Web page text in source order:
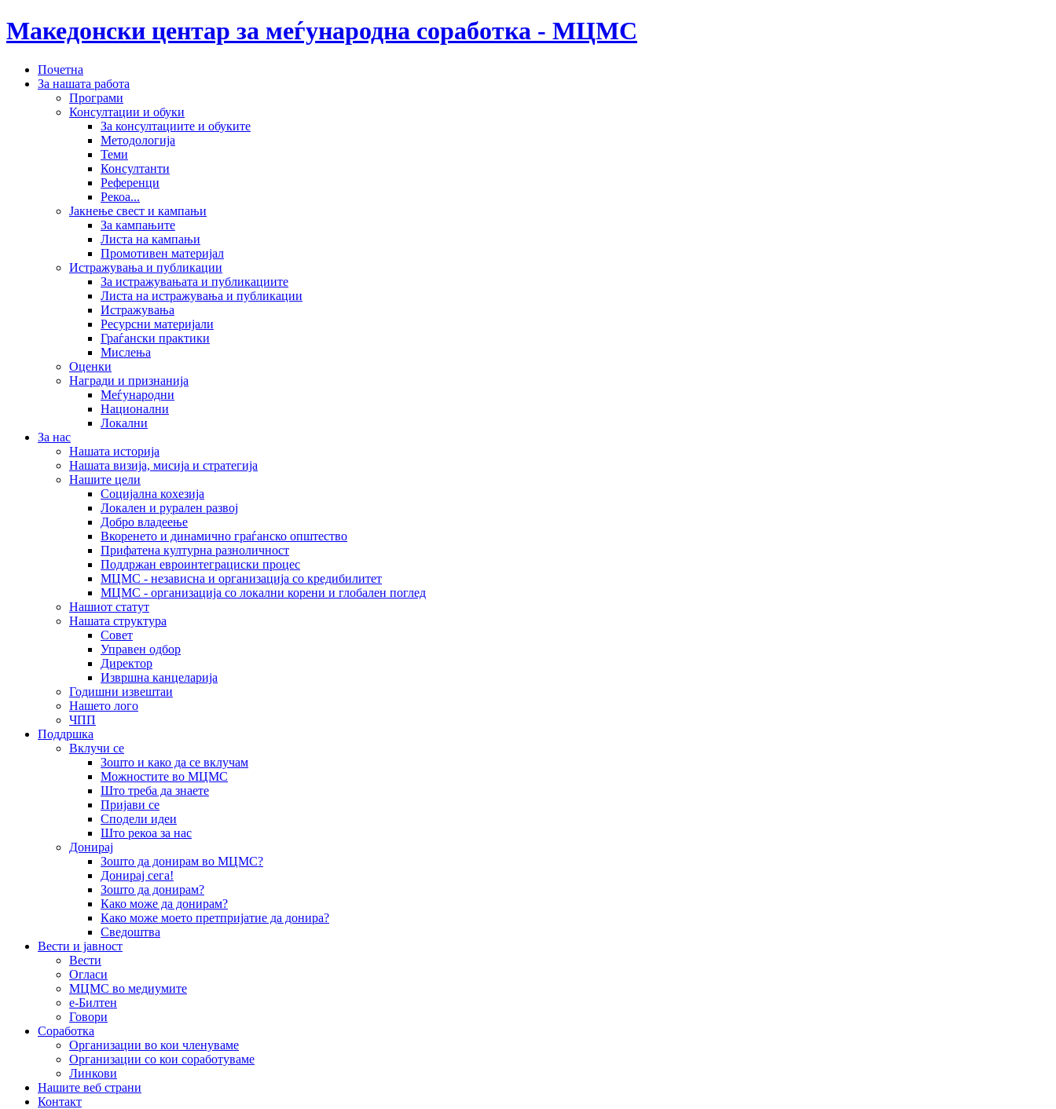
Македонски центар за меѓународна соработка - МЦМС
Почетна
За нашата работа
Програми
Консултации и обуки
За консултациите и обуките
Методологија
Теми
Консултанти
Референци
Рекоа...
Јакнење свест и кампањи
За кампањите
Листа на кампањи
Промотивен материјал
Истражувања и публикации
За истражувањата и публикациите
Листа на истражувања и публикации
Истражувања
Ресурсни материјали
Граѓански практики
Мислења
Оценки
Награди и признанија
Меѓународни
Национални
Локални
За нас
Нашата историја
Нашата визија, мисија и стратегија
Нашите цели
Социјална кохезија
Локален и рурален развој
Добро владеење
Вкоренето и динамично граѓанско општество
Прифатена културна разноличност
Поддржан евроинтеграциски процес
МЦМС - независна и организација со кредибилитет
МЦМС - организација со локални корени и глобален поглед
Нашиот статут
Нашата структура
Совет
Управен одбор
Директор
Извршна канцеларија
Годишни извештаи
Нашето лого
ЧПП
Поддршка
Вклучи се
Зошто и како да се вклучам
Можностите во МЦМС
Што треба да знаете
Пријави се
Сподели идеи
Што рекоа за нас
Донирај
Зошто да донирам во МЦМС?
Донирај сега!
Зошто да донирам?
Како може да донирам?
Како може моето претпријатие да донира?
Сведоштва
Вести и јавност
Вести
Огласи
МЦМС во медиумите
е-Билтен
Говори
Соработка
Организации во кои членуваме
Организации со кои соработуваме
Линкови
Нашите веб страни
Контакт